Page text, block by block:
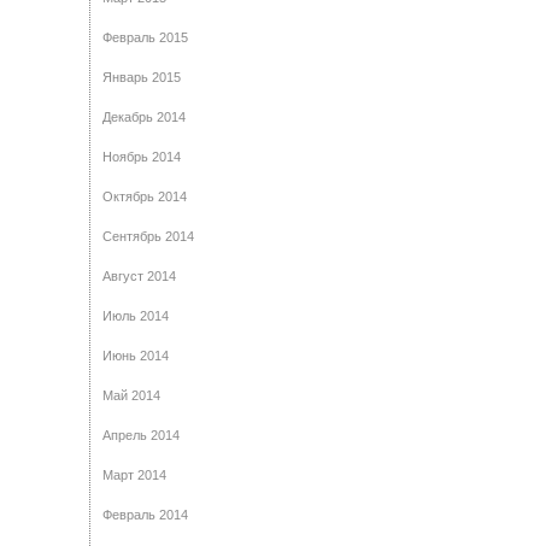
Февраль 2015
Январь 2015
Декабрь 2014
Ноябрь 2014
Октябрь 2014
Сентябрь 2014
Август 2014
Июль 2014
Июнь 2014
Май 2014
Апрель 2014
Март 2014
Февраль 2014